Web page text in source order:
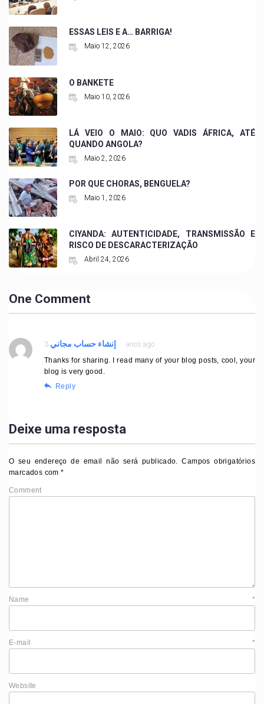
ESSAS LEIS E A… BARRIGA!
Maio 12, 2026
O BANKETE
Maio 10, 2026
LÁ VEIO O MAIO: QUO VADIS ÁFRICA, ATÉ
QUANDO ANGOLA?
Maio 2, 2026
POR QUE CHORAS, BENGUELA?
Maio 1, 2026
CIYANDA: AUTENTICIDADE, TRANSMISSÃO E
RISCO DE DESCARACTERIZAÇÃO
Abril 24, 2026
One Comment
إنشاء حساب مجاني
3 anos ago
Thanks for sharing. I read many of your blog posts, cool, your
blog is very good.
Reply
Deixe uma resposta
O seu endereço de email não será publicado. Campos obrigatórios
marcados com*
Comment
Name *
E-mail *
Website